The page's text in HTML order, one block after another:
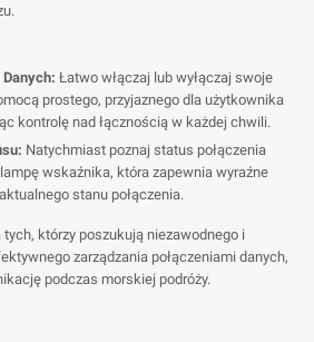
Danych: Łatwo włączaj lub wyłączaj swoje
prostego, przyjaznego dla użytkownika
kontrolę nad łącznością w każdej chwili.
Natychmiast poznaj status połączenia
wskaźnika, która zapewnia wyraźne
stanu połączenia.
którzy poszukują niezawodnego i
zarządzania połączeniami danych,
podczas morskiej podróży.